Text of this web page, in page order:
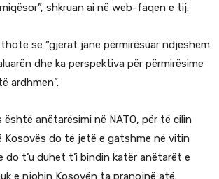
shkruan ai në web-faqen e tij.
se “gjërat janë përmirësuar ndjeshëm
dhe ka perspektiva për përmirësime
ardhmen”.
është anëtarësimi në NATO, për të cilin
Kosovës do të jetë e gatshme në vitin
do t’u duhet t’i bindin katër anëtarët e
e njohin Kosovën ta pranojnë atë.